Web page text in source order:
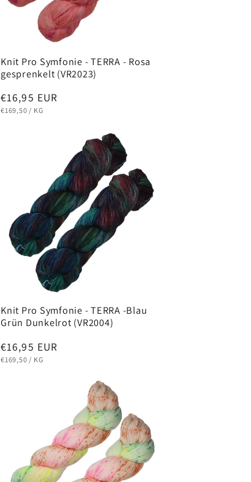
Knit Pro Symfonie - TERRA - Rosa
gesprenkelt (VR2023)
Normaler
Preis
€16,95 EUR
GRUNDPREIS
€169,50 / PRO
KG
Knit Pro Symfonie - TERRA -Blau
Grün Dunkelrot (VR2004)
Normaler
Preis
€16,95 EUR
GRUNDPREIS
€169,50 / PRO
KG